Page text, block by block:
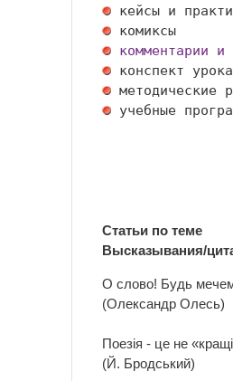
комментарии и
Статьи по теме
Высказывания/
О слово! Будь мечем
(Олександр Олесь)
Поезія - це не
(Й. Бродський)